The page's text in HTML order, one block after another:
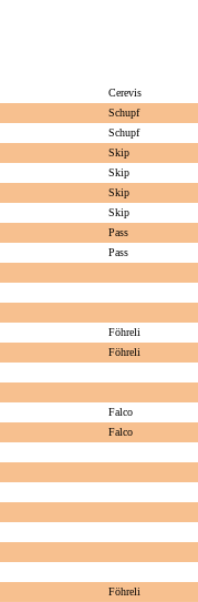
Cerevis
Schupf
Schupf
Skip
Skip
Skip
Skip
Pass
Pass
Föhreli
Föhreli
Falco
Falco
Föhreli